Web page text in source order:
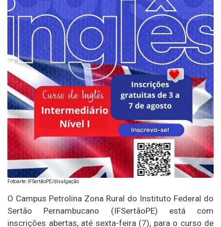
Fotoarte: IFSertãoPE/divulgação
O Campus Petrolina Zona Rural do Instituto Federal do
Sertão Pernambucano (IFSertãoPE) está com
inscrições abertas, até sexta-feira (7), para o curso de